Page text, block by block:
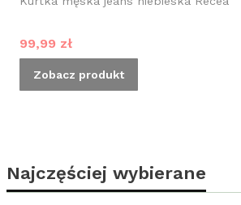
Cena promocyjna
99,99 zł
Zobacz produkt
Najczęściej wybierane